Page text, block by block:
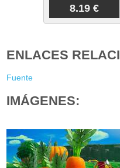
8.19 €
ENLACES
Fuente
IMÁGENES: